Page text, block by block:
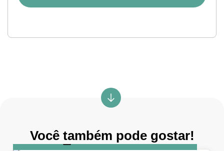
Você também pode gostar!
DIA5 de abril de 2026